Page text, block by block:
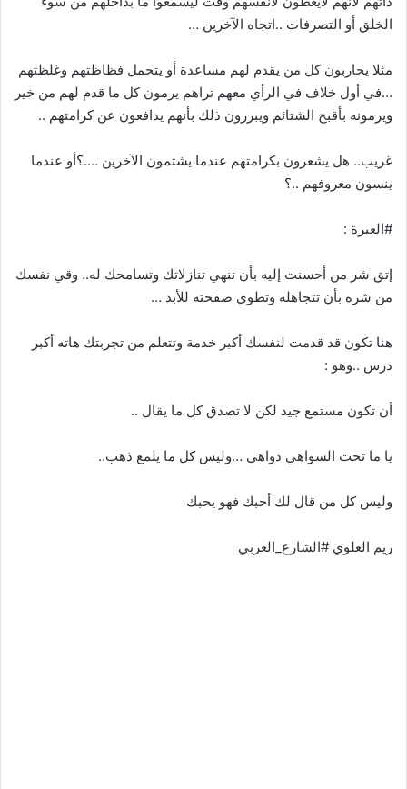
الخلق أو التصرفات ..اتجاه الآخرين …
مثلا يحاربون كل من يقدم لهم مساعدة أو يتحمل فظاظتهم وغلظتهم
…في أول خلاف في الرأي معهم تراهم يرمون كل ما قدم لهم من خير
ويرمونه بأقبح الشتائم ويبررون ذلك بأنهم يدافعون عن كرامتهم ..
غريب.. هل يشعرون بكرامتهم عندما يشتمون الآخرين ….؟أو عندما
ينسون معروفهم ..؟
#العبرة :
إتق شر من أحسنت إليه بأن تنهي تنازلاتك وتسامحك له.. وقي نفسك
من شره بأن تتجاهله وتطوي صفحته للأبد …
هنا تكون قد قدمت لنفسك أكبر خدمة وتتعلم من تجربتك هاته أكبر
درس ..وهو :
أن تكون مستمع جيد لكن لا تصدق كل ما يقال ..
يا ما تحت السواهي دواهي …وليس كل ما يلمع ذهب..
وليس كل من قال لك أحبك فهو يحبك
ريم العلوي #الشارع_العربي